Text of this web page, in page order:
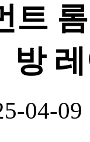
트
방
04-09